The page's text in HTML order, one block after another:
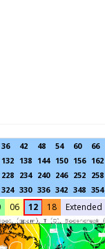
36 42 48 54 60 66
132 138 144 150 156 162
228 234 240 246 252 258
324 330 336 342 348 354
06 12 18 Extended